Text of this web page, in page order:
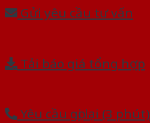
Gửi yêu cầu tư vấn
Tải báo giá tổng hợp
Yêu cầu gọi lại (3 phút)